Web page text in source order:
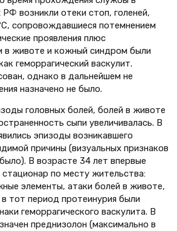
возникли отеки стоп, голеней,
сопровождавшиеся потемнением
проявления плюс
в животе и кожный синдром были
геморрагический васкулит.
однако в дальнейшем не
назначено не было.
головных болей, болей в животе
сыпи увеличивалась. В
эпизоды возникавшего
причины (визуальных признаков
В возрасте 34 лет впервые
стационар по месту жительства:
элементы, атаки болей в животе,
тот период протеинурия были
геморрагического васкулита. В
преднизолон (максимально в